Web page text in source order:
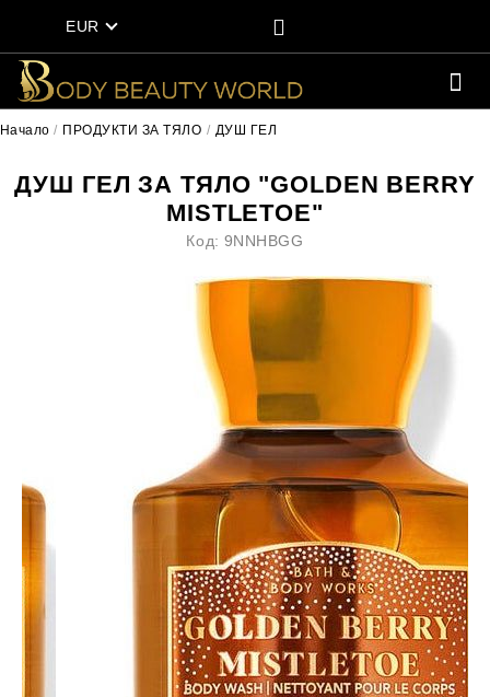
EUR
Начало ПРОДУКТИ ЗА ТЯЛО ДУШ ГЕЛ
ДУШ ГЕЛ ЗА ТЯЛО "GOLDEN BERRY
MISTLETOE"
Код: 9NNHBGG